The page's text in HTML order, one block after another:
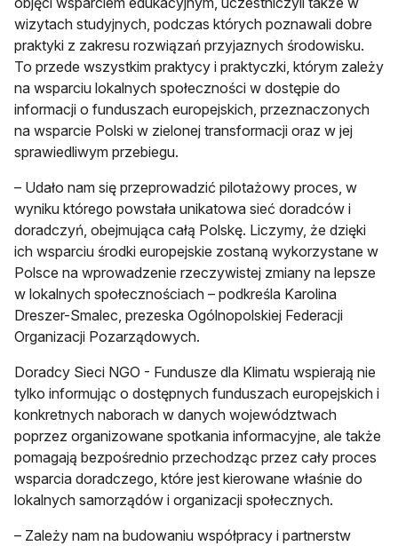
wizytach studyjnych, podczas których poznawali dobre
praktyki z zakresu rozwiązań przyjaznych środowisku.
To przede wszystkim praktycy i praktyczki, którym zależy
na wsparciu lokalnych społeczności w dostępie do
informacji o funduszach europejskich, przeznaczonych
na wsparcie Polski w zielonej transformacji oraz w jej
sprawiedliwym przebiegu.
– Udało nam się przeprowadzić pilotażowy proces, w
wyniku którego powstała unikatowa sieć doradców i
doradczyń, obejmująca całą Polskę. Liczymy, że dzięki
ich wsparciu środki europejskie zostaną wykorzystane w
Polsce na wprowadzenie rzeczywistej zmiany na lepsze
w lokalnych społecznościach – podkreśla Karolina
Dreszer-Smalec, prezeska Ogólnopolskiej Federacji
Organizacji Pozarządowych.
Doradcy Sieci NGO - Fundusze dla Klimatu wspierają nie
tylko informując o dostępnych funduszach europejskich i
konkretnych naborach w danych województwach
poprzez organizowane spotkania informacyjne, ale także
pomagają bezpośrednio przechodząc przez cały proces
wsparcia doradczego, które jest kierowane właśnie do
lokalnych samorządów i organizacji społecznych.
– Zależy nam na budowaniu współpracy i partnerstw